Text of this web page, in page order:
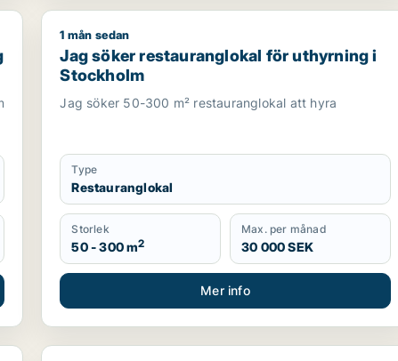
Jag söker restauranglokal för uthyrning i
1 mån sedan
Jag söker restauranglokal för uthyrning i
Stockholm
Jag söker 50-300 m² restauranglokal att hyra
Type
Restauranglokal
Storlek
50 - 300 m2
Max. per månad
30 000 SEK
Mer info